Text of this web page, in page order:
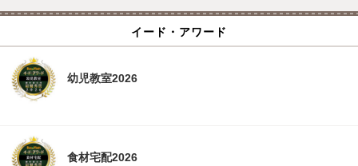
イード・アワード
幼児教室2026
食材宅配2026